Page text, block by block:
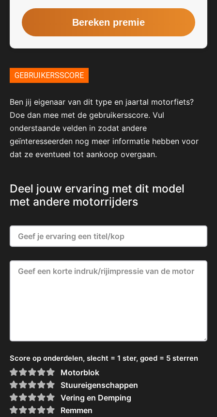
GEBRUIKERSSCORE
Ben jij eigenaar van dit type en jaartal motorfiets?
Doe dan mee met de gebruikersscore. Vul
onderstaande velden in zodat andere
geïnteresseerden nog meer informatie hebben voor
dat ze eventueel tot aankoop overgaan.
Deel jouw ervaring met dit model
met andere motorrijders
Score op onderdelen, slecht = 1 ster, goed = 5 sterren
Motorblok
Stuureigenschappen
Vering en Demping
Remmen